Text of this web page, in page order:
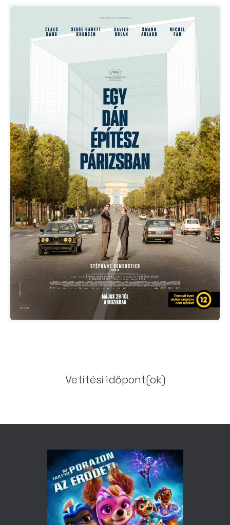
Vetítési időpont(ok)